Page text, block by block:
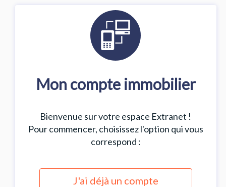
Mon compte immobilier
Bienvenue sur votre espace Extranet !
Pour commencer, choisissez l'option qui vous
correspond :
J'ai déjà un compte